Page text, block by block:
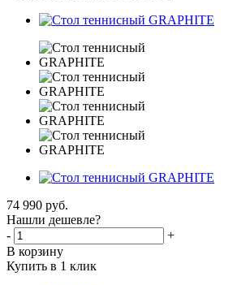
74 990 руб.
Нашли дешевле?
-
+
В корзину
Купить в 1 клик